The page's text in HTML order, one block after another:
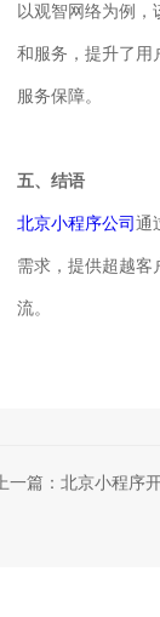
以观智网络为例
和服务，提升了用
服务保障。
五、结语
北京小程序公司通
需求，提供超越客
流。
上一篇：北京小程序